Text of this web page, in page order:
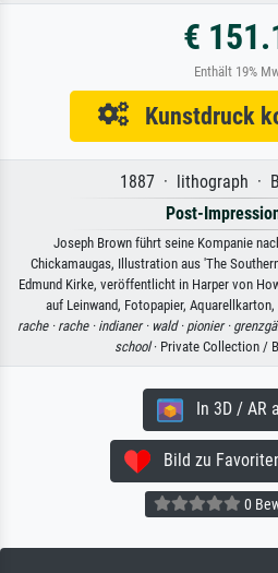
€
Enthält 19%
Kunstdruck
1887 · lithograph ·
Post-
Joseph Brown führt seine Kompanie
Chickamaugas, Illustration aus 'The
Edmund Kirke, veröffentlicht in Harper von
auf Leinwand, Fotopapier,
rache · rache · indianer · wald · pionier ·
school· Private Collection /
In 3D / AR
Bild zu
0